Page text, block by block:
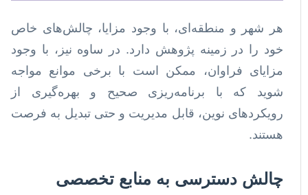
هر شهر و منطقه‌ای، با وجود مزایا، چالش‌های خاص
خود را در زمینه پژوهش دارد. در ساوه نیز، با وجود
مزایای فراوان، ممکن است با برخی موانع مواجه
شوید که با برنامه‌ریزی صحیح و بهره‌گیری از
رویکردهای نوین، قابل مدیریت و حتی تبدیل به فرصت
هستند.
چالش دسترسی به منابع تخصصی